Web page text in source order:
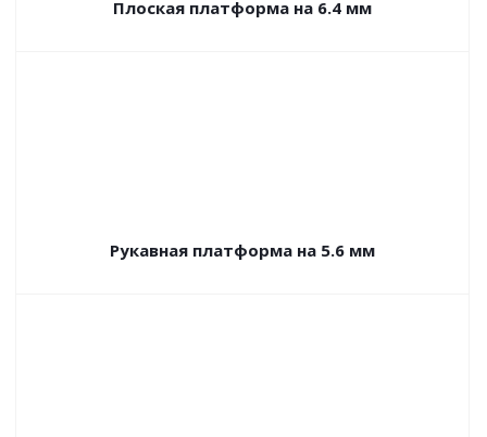
Плоская платформа на 6.4 мм
Рукавная платформа на 5.6 мм